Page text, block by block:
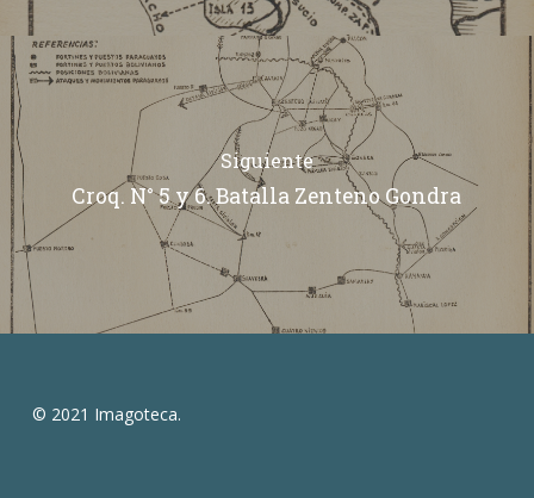
Siguiente
Croq. N° 5 y 6. Batalla Zenteno Gondra
© 2021 Imagoteca.